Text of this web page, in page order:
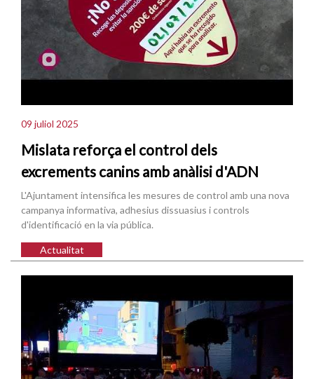
09 juliol 2025
Mislata reforça el control dels
excrements canins amb anàlisi d'ADN
L'Ajuntament intensifica les mesures de control amb una nova
campanya informativa, adhesius dissuasius i controls
d'identificació en la via pública.
Actualitat